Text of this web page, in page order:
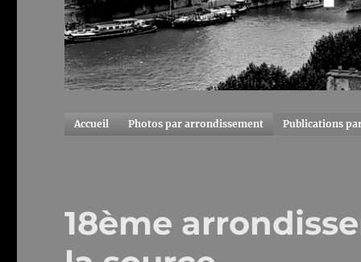
Accueil Photos par arrondissement Publications
18ème